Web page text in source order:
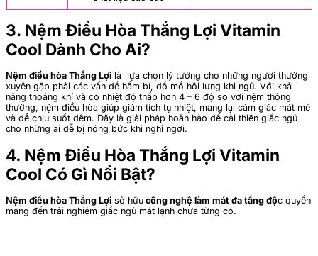
3. Nệm Điều Hòa Thắng Lợi Vitamin
Cool Dành Cho Ai?
Nệm điều hòa Thắng Lợi là lựa chọn lý tưởng cho những người thường
xuyên gặp phải các vấn đề hầm bí, đổ mồ hôi lưng khi ngủ. Với khả
năng thoáng khí và có nhiệt độ thấp hơn 4 – 6 độ so với nệm thông
thường, nệm điều hòa giúp giảm tích tụ nhiệt, mang lại cảm giác mát mẻ
và dễ chịu suốt đêm. Đây là giải pháp hoàn hảo để cải thiện giấc ngủ
cho những ai dễ bị nóng bức khi nghỉ ngơi.
4. Nệm Điều Hòa Thắng Lợi Vitamin
Cool Có Gì Nổi Bật?
Nệm điều hòa Thắng Lợi sở hữu công nghệ làm mát đa tầng độc quyền
mang đến trải nghiệm giấc ngủ mát lạnh chưa từng có.